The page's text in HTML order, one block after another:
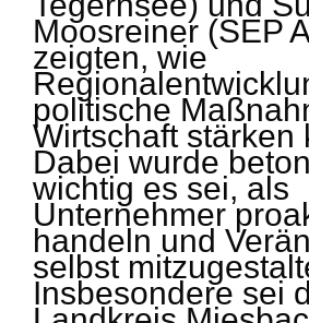
Moosreiner (SEP
zeigten, wie
politische
Wirtschaft stärken
Dabei wurde
wichtig es sei, als
Unternehmer
handeln und
selbst
Insbesondere sei